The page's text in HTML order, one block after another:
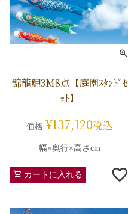
錦龍鯉3M8点【庭園ｽﾀﾝﾄﾞｾ
ｯﾄ】
価格 ¥137,120税込
幅×奥行×高さcm
カートに入れる